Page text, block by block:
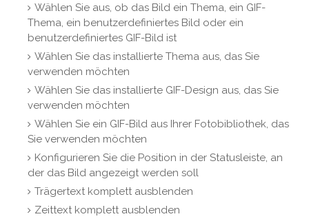
Wählen Sie aus, ob das Bild ein Thema, ein GIF-
Thema, ein benutzerdefiniertes Bild oder ein
benutzerdefiniertes GIF-Bild ist
Wählen Sie das installierte Thema aus, das Sie
verwenden möchten
Wählen Sie das installierte GIF-Design aus, das Sie
verwenden möchten
Wählen Sie ein GIF-Bild aus Ihrer Fotobibliothek, das
Sie verwenden möchten
Konfigurieren Sie die Position in der Statusleiste, an
der das Bild angezeigt werden soll
Trägertext komplett ausblenden
Zeittext komplett ausblenden